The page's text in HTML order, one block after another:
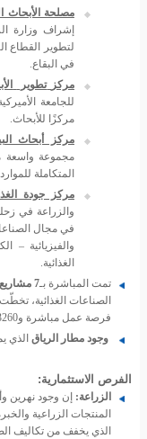
مصلحة الأبحاث
إشراف وزارة
في البقاع.
مركز تطوير
للجامعة
مركزًا للأبحاث.
مركز أبحاث
مجموعة واسعة
المتكاملة
مركز جودة
والزراعة في
في مجال
والفيزيائية –
الغذائية.
تمت المباشرة بـ7 مشاريع استثمارية كبيرة،
فرصة عمل مباشرة و3260 فرصة عمل غير مباشرة.
وجود مطار الرياق الذي
الفرص الاستثمارية:
الزراعة: إن وجود نهرين
المنتجات الزراعية
الذي يخفف من تكاليف